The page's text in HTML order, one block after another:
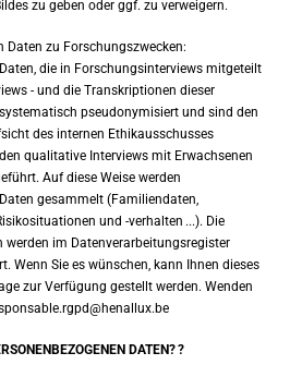
zu geben oder ggf. zu verweigern.
Daten zu Forschungszwecken:
die in Forschungsinterviews mitgeteilt
- und die Transkriptionen dieser
pseudonymisiert und sind den
des internen Ethikausschusses
qualitative Interviews mit Erwachsenen
Auf diese Weise werden
gesammelt (Familiendaten,
und -verhalten ...). Die
werden im Datenverarbeitungsregister
Wenn Sie es wünschen, kann Ihnen dieses
zur Verfügung gestellt werden. Wenden
DATEN??